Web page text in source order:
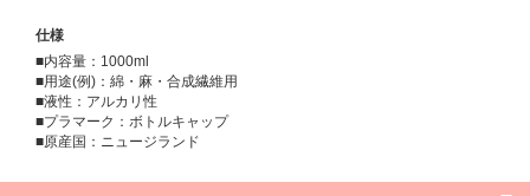
仕様
■内容量：1000ml
■用途(例)：綿・麻・合成繊維用
■液性：アルカリ性
■プラマーク：ボトルキャップ
■原産国：ニュージランド